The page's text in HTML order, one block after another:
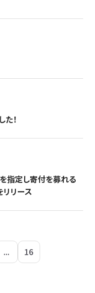
！
指定し寄付を募れる
リース
... 16